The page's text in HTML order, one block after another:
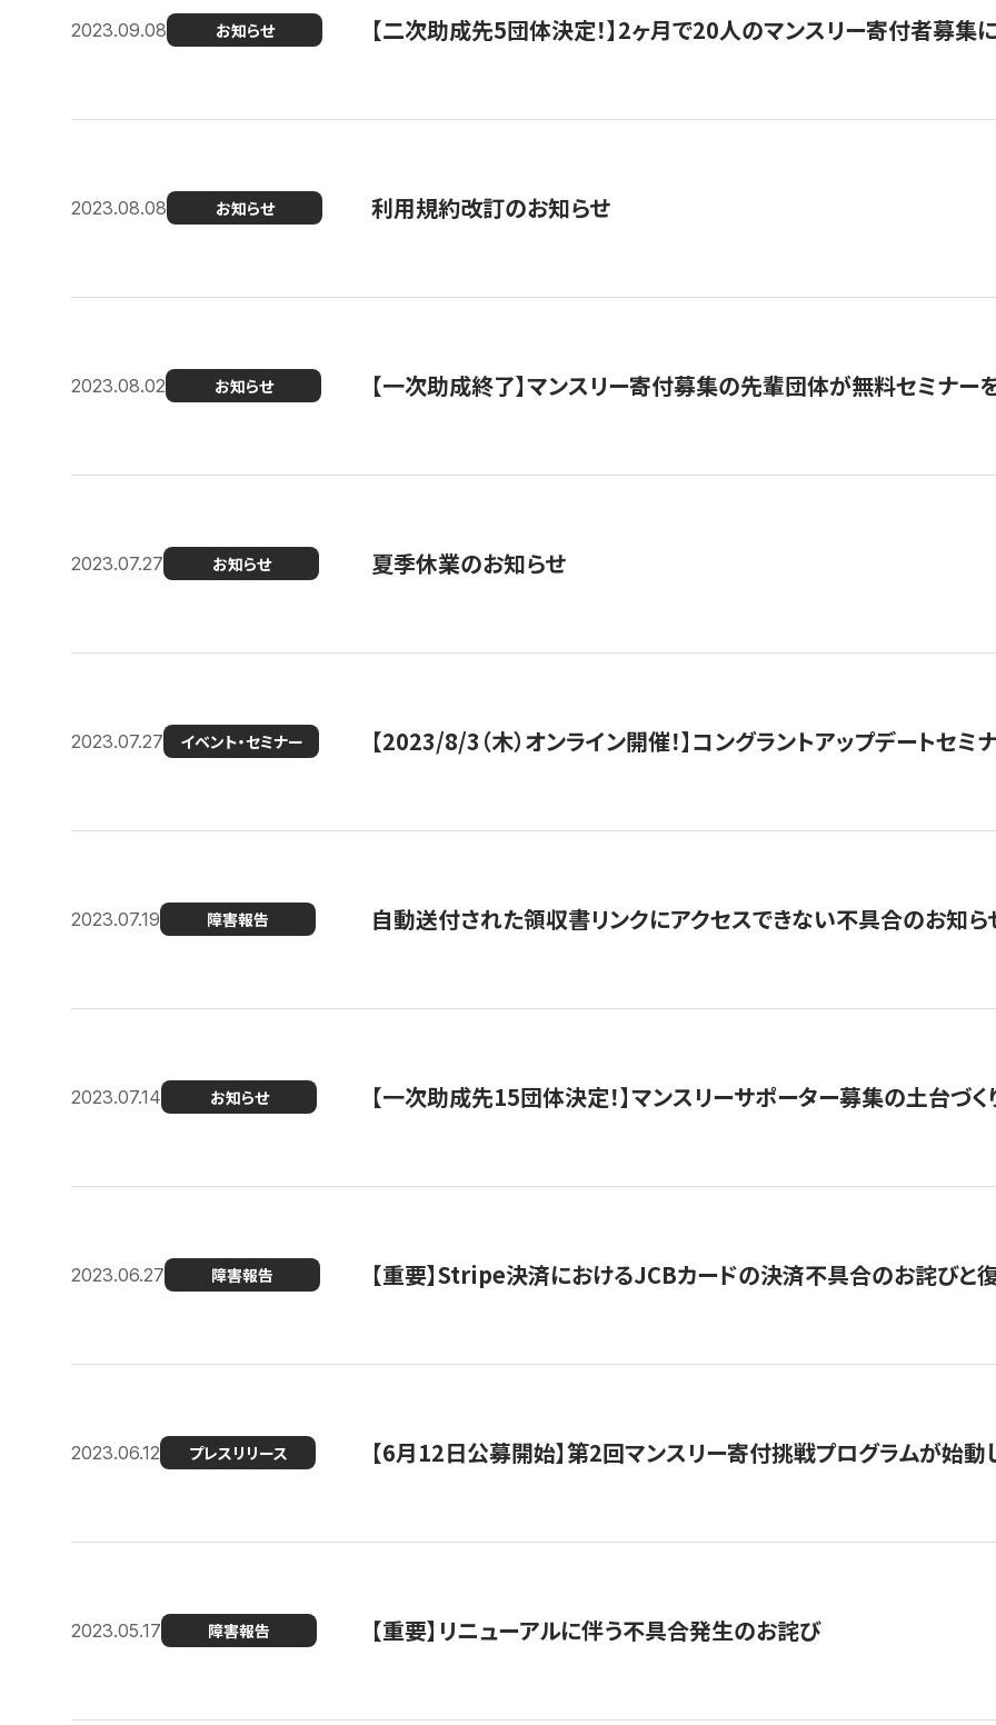
2023.09.08 お知らせ 【二次助成先5団体決定！】2ヶ月で20人のマンスリー寄付者募集
2023.08.08 お知らせ 利用規約改訂のお知らせ
2023.08.02 お知らせ 【一次助成終了】マンスリー寄付募集の先輩団体が無料セミナー
2023.07.27 お知らせ 夏季休業のお知らせ
2023.07.27 イベント・セミナー 【2023/8/3（木）オンライン開催！】コングラントアップデートセ
2023.07.19 障害報告 自動送付された領収書リンクにアクセスできない不具合のお知ら
2023.07.14 お知らせ 【一次助成先15団体決定！】マンスリーサポーター募集の土台づ
2023.06.27 障害報告 【重要】Stripe決済におけるJCBカードの決済不具合のお詫びと
2023.06.12 プレスリリース 【6月12日公募開始】第2回マンスリー寄付挑戦プログラムが始動
2023.05.17 障害報告 【重要】リニューアルに伴う不具合発生のお詫び